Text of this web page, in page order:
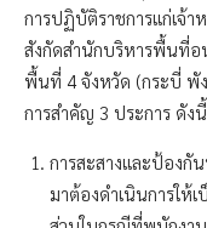
การปฏิบัติราชการแก่เจ้
สังกัดสำนักบริหารพื้นที่อ
พื้นที่ 4 จังหวัด (กระบี่ พัง
การสำคัญ 3 ประการ ดังนี้
การสะสางและป้อง
มาต้องดำเนินการให้